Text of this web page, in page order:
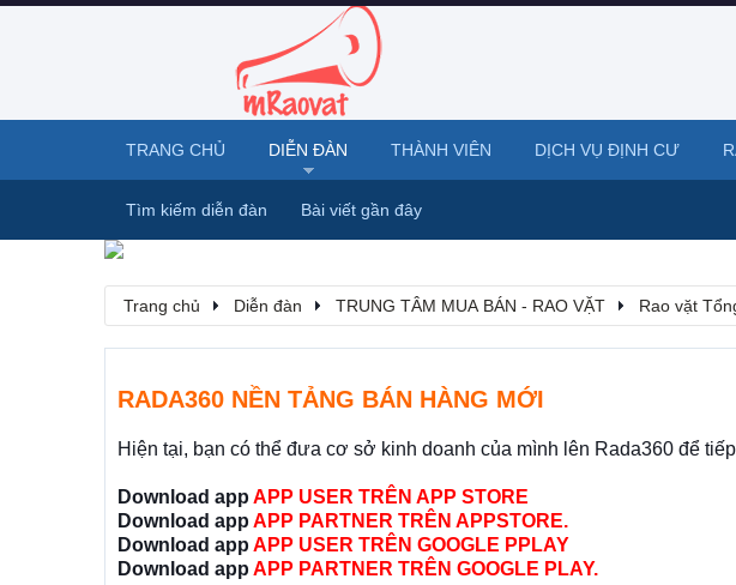
Trang chủ Diễn đàn TRUNG TÂM MUA BÁN - RAO VẶT Rao vặt
RADA360 NỀN TẢNG BÁN HÀNG MỚI
Hiện tại, bạn có thể đưa cơ sở kinh doanh của mình lên Rada360 để
Download app APP USER TRÊN APP STORE
Download app APP PARTNER TRÊN APPSTORE.
Download app APP USER TRÊN GOOGLE PPLAY
Download app APP PARTNER TRÊN GOOGLE PLAY.
TRANG CHỦ DIỄN ĐÀN
Tìm kiếm diễn đàn Bài viết gần đây
THÀNH VIÊN DỊCH VỤ ĐỊNH CƯ